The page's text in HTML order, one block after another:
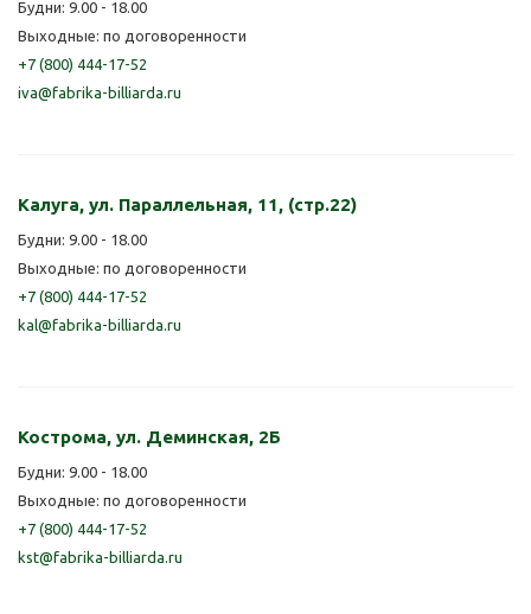
Будни: 9.00 - 18.00
Выходные: по договоренности
+7 (800) 444-17-52
iva@fabrika-billiarda.ru
Калуга, ул. Параллельная, 11, (стр.22)
Будни: 9.00 - 18.00
Выходные: по договоренности
+7 (800) 444-17-52
kal@fabrika-billiarda.ru
Кострома, ул. Деминская, 2Б
Будни: 9.00 - 18.00
Выходные: по договоренности
+7 (800) 444-17-52
kst@fabrika-billiarda.ru